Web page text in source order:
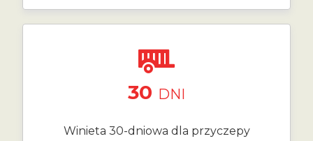
30 DNI
Winieta 30-dniowa dla przyczepy